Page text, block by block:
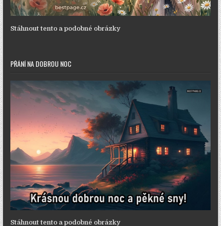
Stáhnout tento a podobné obrázky
PŘÁNÍ NA DOBROU NOC
Stáhnout tento a podobné obrázky